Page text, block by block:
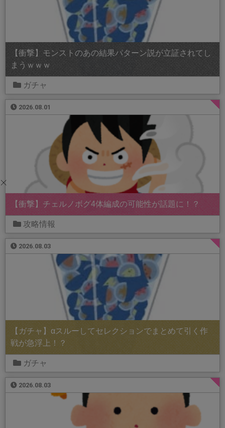
【衝撃】モンストのあの結果パターン説が立証されてし
まうｗｗｗ
ガチャ
2026.08.01
【衝撃】チェルノボグ4体編成の可能性が話題に！？
攻略情報
2026.08.03
【ガチャ】αスルーしてセレクションでまとめて引く作
戦が急浮上！？
ガチャ
2026.08.03